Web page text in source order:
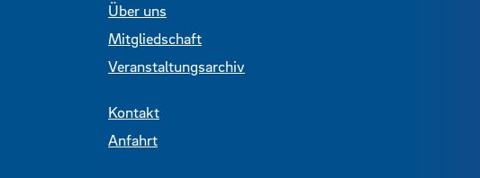
Über uns
Mitgliedschaft
Veranstaltungsarchiv
Kontakt
Anfahrt